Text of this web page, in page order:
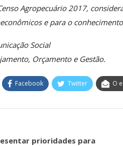
Agropecuário 2017,
e para o
Social
Orçamento e Gestão.
Facebook Twitter O
prioridades para